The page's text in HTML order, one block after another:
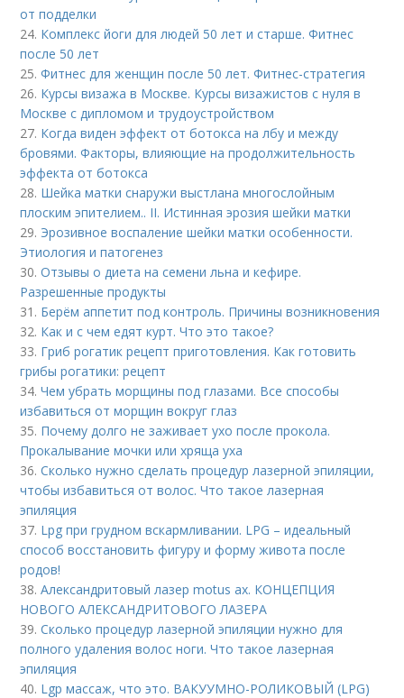
от подделки
24. Комплекс йоги для людей 50 лет и старше. Фитнес
после 50 лет
25.Фитнес для женщин после 50 лет. Фитнес-стратегия
26. Курсы визажа в Москве. Курсы визажистов с нуля в
Москве с дипломом и трудоустройством
27. Когда виден эффект от ботокса на лбу и между
бровями. Факторы, влияющие на продолжительность
эффекта от ботокса
28. Шейка матки снаружи выстлана многослойным
плоским эпителием.. II. Истинная эрозия шейки матки
29. Эрозивное воспаление шейки матки особенности.
Этиология и патогенез
30.Отзывы о диета на семени льна и кефире.
Разрешенные продукты
31. Берём аппетит под контроль. Причины возникновения
32. Как и с чем едят курт. Что это такое?
33. Гриб рогатик рецепт приготовления. Как готовить
грибы рогатики: рецепт
34.Чем убрать морщины под глазами. Все способы
избавиться от морщин вокруг глаз
35. Почему долго не заживает ухо после прокола.
Прокалывание мочки или хряща уха
36.Сколько нужно сделать процедур лазерной эпиляции,
чтобы избавиться от волос. Что такое лазерная
эпиляция
37. Lpg при грудном вскармливании. LPG – идеальный
способ восстановить фигуру и форму живота после
родов!
38.Александритовый лазер motus ax. КОНЦЕПЦИЯ
НОВОГО АЛЕКСАНДРИТОВОГО ЛАЗЕРА
39.Сколько процедур лазерной эпиляции нужно для
полного удаления волос ноги. Что такое лазерная
эпиляция
40. Lgp массаж, что это. ВАКУУМНО-РОЛИКОВЫЙ (LPG)